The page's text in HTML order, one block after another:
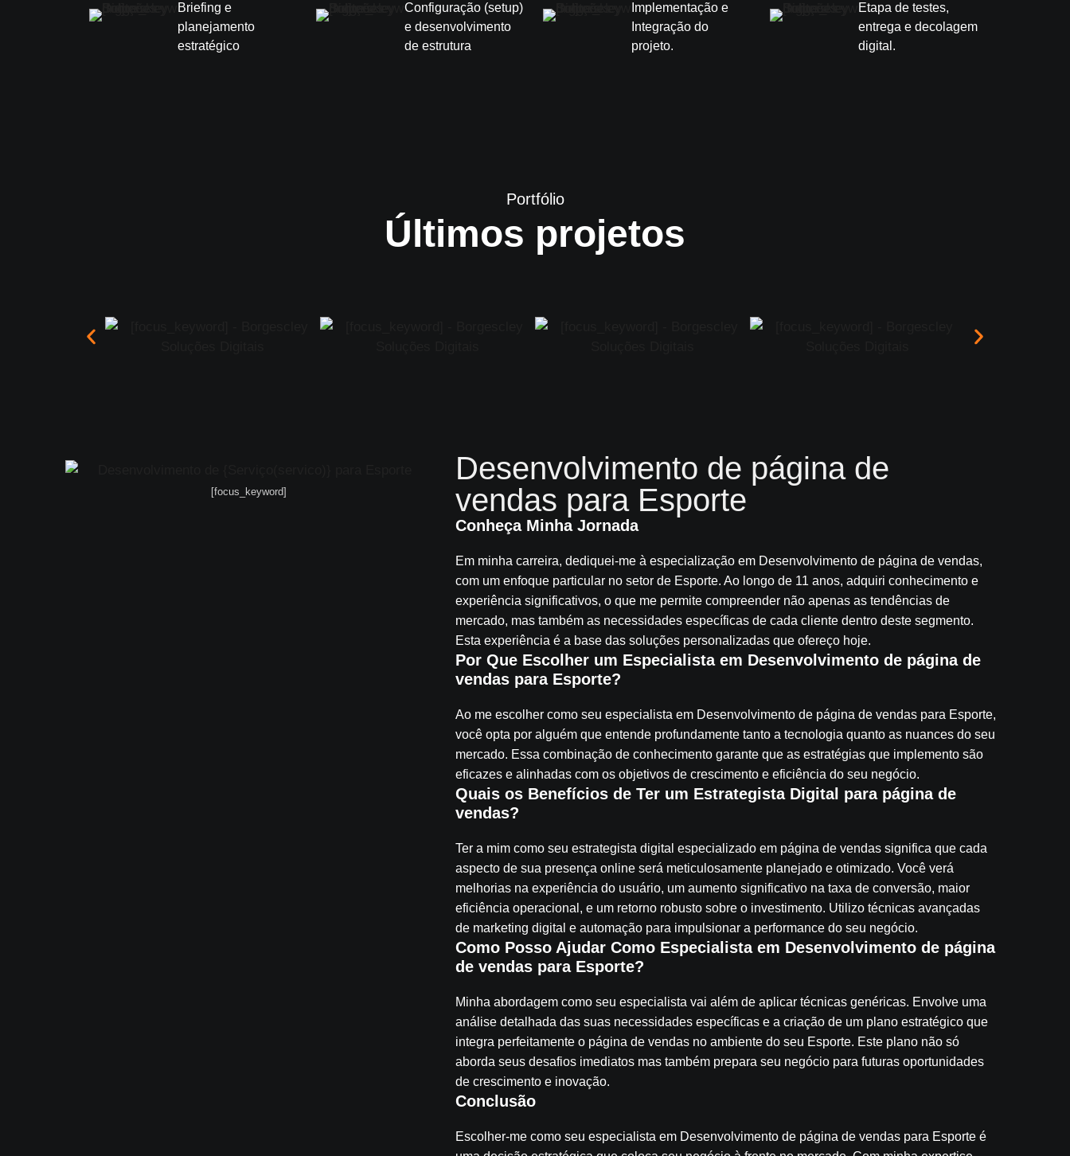
Briefing e
planejamento
estratégico
Configuração (setup)
e desenvolvimento
de estrutura
Implementação e
Integração do
projeto.
Etapa de testes,
entrega e decolagem
digital.
Portfólio
Últimos projetos
[focus_keyword]
Desenvolvimento de página de
vendas para Esporte
Conheça Minha Jornada
Em minha carreira, dediquei-me à especialização em Desenvolvimento de página de vendas,
com um enfoque particular no setor de Esporte. Ao longo de 11 anos, adquiri conhecimento e
experiência significativos, o que me permite compreender não apenas as tendências de
mercado, mas também as necessidades específicas de cada cliente dentro deste segmento.
Esta experiência é a base das soluções personalizadas que ofereço hoje.
Por Que Escolher um Especialista em Desenvolvimento de página de
vendas para Esporte?
Ao me escolher como seu especialista em Desenvolvimento de página de vendas para Esporte,
você opta por alguém que entende profundamente tanto a tecnologia quanto as nuances do seu
mercado. Essa combinação de conhecimento garante que as estratégias que implemento são
eficazes e alinhadas com os objetivos de crescimento e eficiência do seu negócio.
Quais os Benefícios de Ter um Estrategista Digital para página de
vendas?
Ter a mim como seu estrategista digital especializado em página de vendas significa que cada
aspecto de sua presença online será meticulosamente planejado e otimizado. Você verá
melhorias na experiência do usuário, um aumento significativo na taxa de conversão, maior
eficiência operacional, e um retorno robusto sobre o investimento. Utilizo técnicas avançadas
de marketing digital e automação para impulsionar a performance do seu negócio.
Como Posso Ajudar Como Especialista em Desenvolvimento de página
de vendas para Esporte?
Minha abordagem como seu especialista vai além de aplicar técnicas genéricas. Envolve uma
análise detalhada das suas necessidades específicas e a criação de um plano estratégico que
integra perfeitamente o página de vendas no ambiente do seu Esporte. Este plano não só
aborda seus desafios imediatos mas também prepara seu negócio para futuras oportunidades
de crescimento e inovação.
Conclusão
Escolher-me como seu especialista em Desenvolvimento de página de vendas para Esporte é